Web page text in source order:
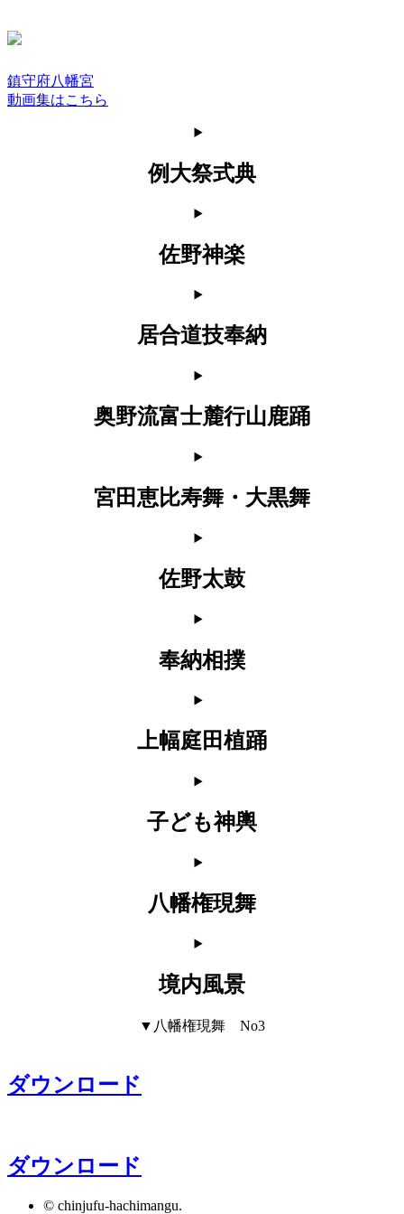
鎮守府八幡宮
動画集はこちら
例大祭式典
佐野神楽
居合道技奉納
奥野流富士麓行山鹿踊
宮田恵比寿舞・大黒舞
佐野太鼓
奉納相撲
上幅庭田植踊
子ども神輿
八幡権現舞
境内風景
▼八幡権現舞 No3
ダウンロード
ダウンロード
© chinjufu-hachimangu.